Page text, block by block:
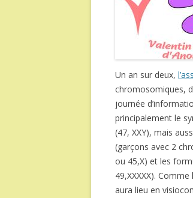
Un an sur deux,
chromosomiques,
journée
principalement le
(47, XXY), mais
(garçons avec 2
ou 45,X) et les
49,XXXXX).
aura lieu en